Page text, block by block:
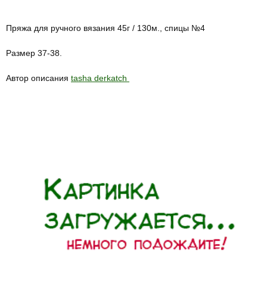
Пряжа для ручного вязания 45г / 130м., спицы №4
Размер 37-38.
Автор описания tasha derkatch